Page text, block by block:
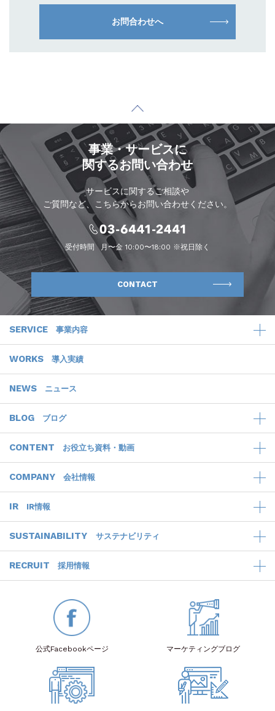
お問合わせへ
事業・サービスに
関するお問い合わせ
サービスに関するご相談や
ご質問など、こちらからお問い合わせください。
受付時間 月〜金 10:00〜18:00 ※祝日除く
CONTACT
SERVICE 事業内容
WORKS 導入実績
NEWS ニュース
BLOG ブログ
CONTENT お役立ち資料・動画
COMPANY 会社情報
IR IR情報
SUSTAINABILITY サステナビリティ
RECRUIT 採用情報
公式Facebookページ マーケティングブログ